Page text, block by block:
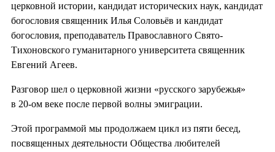
церковной истории, кандидат исторических наук, кандидат
богословия священник Илья Соловьёв и кандидат
богословия, преподаватель Православного Свято-
Тихоновского гуманитарного университета священник
Евгений Агеев.
Разговор шел о церковной жизни «русского зарубежья»
в 20-ом веке после первой волны эмиграции.
Этой программой мы продолжаем цикл из пяти бесед,
посвященных деятельности Общества любителей